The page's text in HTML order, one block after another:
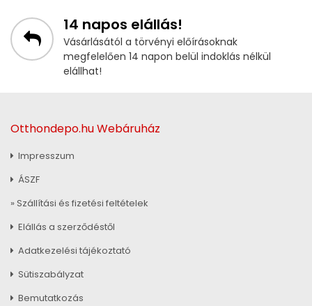
14 napos elállás!
Vásárlásától a törvényi előírásoknak
megfelelően 14 napon belül indoklás nélkül
elállhat!
Otthondepo.hu Webáruház
Impresszum
ÁSZF
» Szállítási és fizetési feltételek
Elállás a szerződéstől
Adatkezelési tájékoztató
Sütiszabályzat
Bemutatkozás